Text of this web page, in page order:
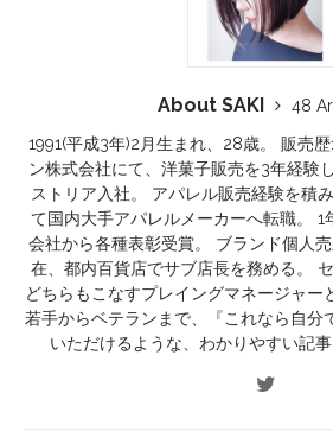
About SAKI
48
1991(平成3年)2月生まれ、28歳。 販売
ン株式会社にて、洋菓子販売を3年経験
ストリア入社。 アパレル販売経験を積
て国内大手アパレルメーカーへ転職。 1
会社から各種表彰受賞。 ブランド個人
在、都内百貨店でサブ店長を務める。
どちらもこなすプレイングマネージャー
若手からベテランまで、『これなら自分
いただけるような、わかりやすい記事